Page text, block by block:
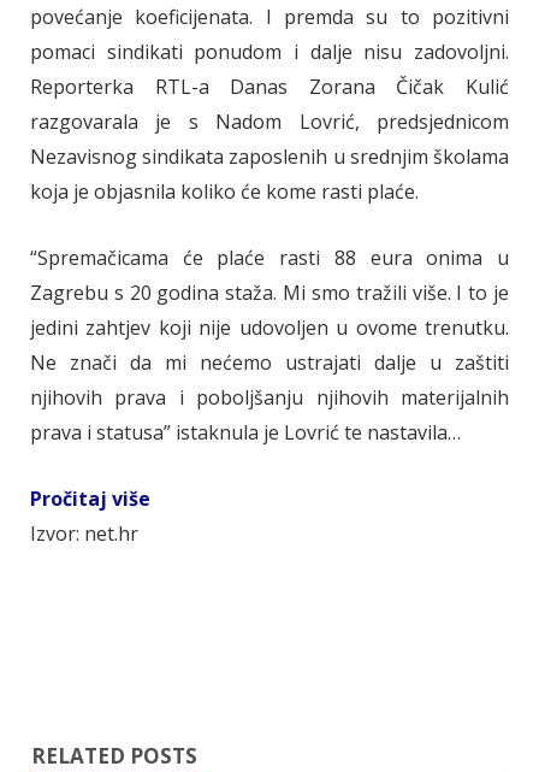
povećanje koeficijenata. I premda su to pozitivni
pomaci sindikati ponudom i dalje nisu zadovoljni.
Reporterka RTL-a Danas Zorana Čičak Kulić
razgovarala je s Nadom Lovrić, predsjednicom
Nezavisnog sindikata zaposlenih u srednjim školama
koja je objasnila koliko će kome rasti plaće.
“Spremačicama će plaće rasti 88 eura onima u
Zagrebu s 20 godina staža. Mi smo tražili više. I to je
jedini zahtjev koji nije udovoljen u ovome trenutku.
Ne znači da mi nećemo ustrajati dalje u zaštiti
njihovih prava i poboljšanju njihovih materijalnih
prava i statusa” istaknula je Lovrić te nastavila…
Pročitaj više
Izvor: net.hr
RELATED POSTS